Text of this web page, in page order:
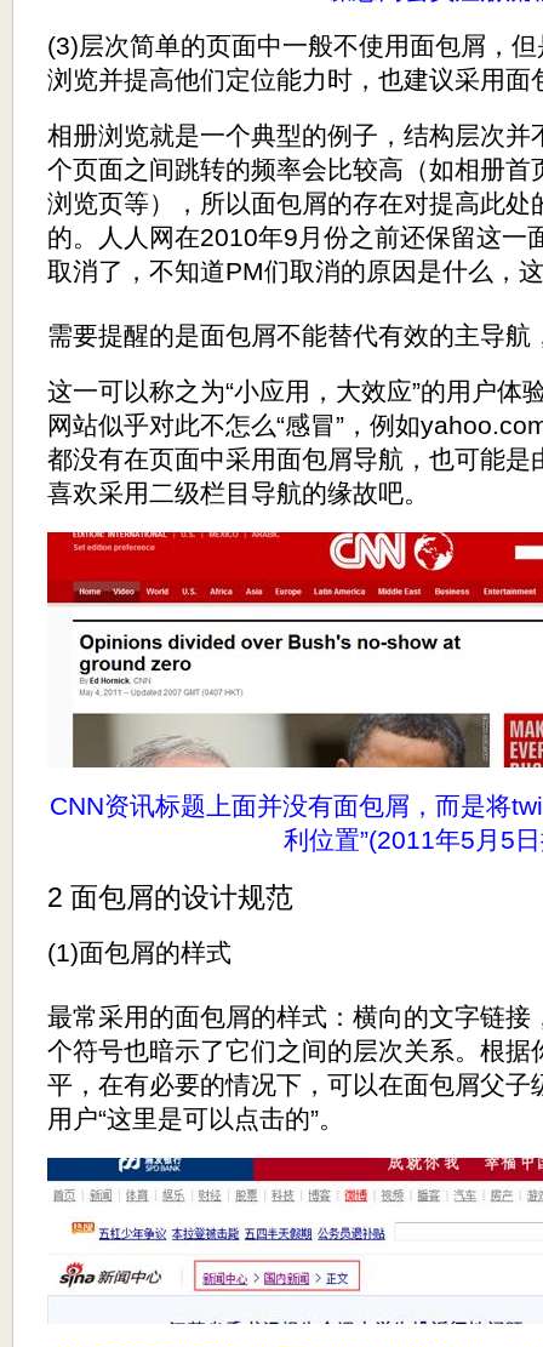
(3)层次简单的页面中一般不使用面包屑，
浏览并提高他们定位能力时，也建议采用面
相册浏览就是一个典型的例子，结构层次并
个页面之间跳转的频率会比较高（如相册首
浏览页等），所以面包屑的存在对提高此处
的。人人网在2010年9月份之前还保留这一
取消了，不知道PM们取消的原因是什么，
需要提醒的是面包屑不能替代有效的主导航
这一可以称之为“小应用，大效应”的用户体
网站似乎对此不怎么“感冒”，例如
都没有在页面中采用面包屑导航，也可能是
喜欢采用二级栏目导航的缘故吧。
CNN资讯标题上面并没有面包屑，而是将
利位置”(2011年5月5
2 面包屑的设计规范
(1)面包屑的样式
最常采用的面包屑的样式：横向的文字链接
个符号也暗示了它们之间的层次关系。根据
平，在有必要的情况下，可以在面包屑父子
用户“这里是可以点击的”。